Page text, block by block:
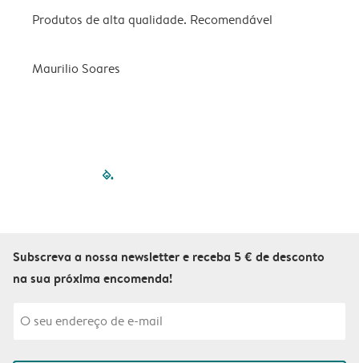
Produtos de alta qualidade. Recomendável
Maurilio Soares
filled-pagination
Subscreva a nossa newsletter e receba 5 € de desconto
na sua próxima encomenda!